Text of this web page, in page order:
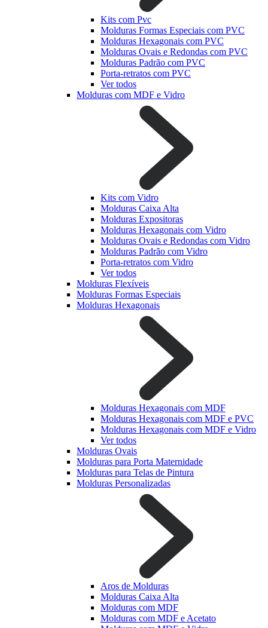
Kits com Pvc
Molduras Formas Especiais com PVC
Molduras Hexagonais com PVC
Molduras Ovais e Redondas com PVC
Molduras Padrão com PVC
Porta-retratos com PVC
Ver todos
Molduras com MDF e Vidro
Kits com Vidro
Molduras Caixa Alta
Molduras Expositoras
Molduras Hexagonais com Vidro
Molduras Ovais e Redondas com Vidro
Molduras Padrão com Vidro
Porta-retratos com Vidro
Ver todos
Molduras Flexíveis
Molduras Formas Especiais
Molduras Hexagonais
Molduras Hexagonais com MDF
Molduras Hexagonais com MDF e PVC
Molduras Hexagonais com MDF e Vidro
Ver todos
Molduras Ovais
Molduras para Porta Maternidade
Molduras para Telas de Pintura
Molduras Personalizadas
Aros de Molduras
Molduras Caixa Alta
Molduras com MDF
Molduras com MDF e Acetato